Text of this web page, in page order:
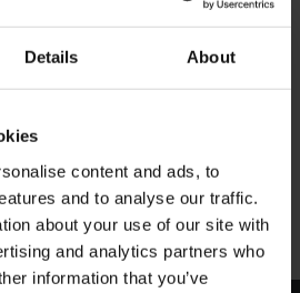
Details About
content and ads, to
and to analyse our traffic.
about your use of our site with
and analytics partners who
information that you’ve